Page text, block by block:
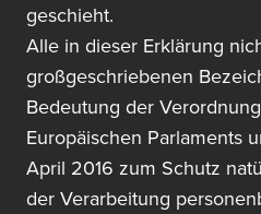
geschieht.
Alle in dieser Erklärung
großgeschriebenen
Bedeutung der
Europäischen Parlaments
April 2016 zum Schutz
der Verarbeitung